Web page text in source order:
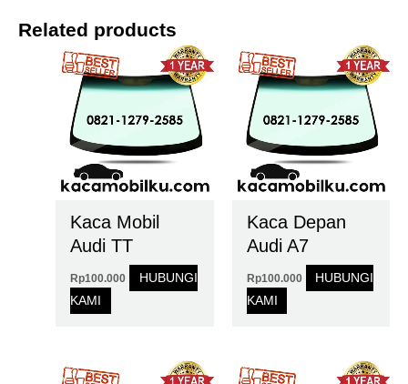
Related products
Kaca Mobil
Audi TT
Rp100.000
HUBUNGI
KAMI
Kaca Depan
Audi A7
Rp100.000
HUBUNGI
KAMI